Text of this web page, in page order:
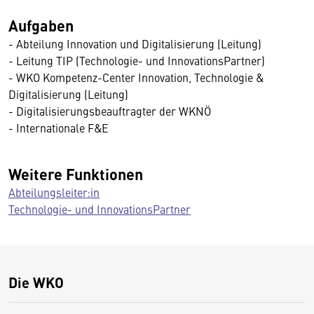
Aufgaben
- Abteilung Innovation und Digitalisierung (Leitung)
- Leitung TIP (Technologie- und InnovationsPartner)
- WKO Kompetenz-Center Innovation, Technologie &
Digitalisierung (Leitung)
- Digitalisierungsbeauftragter der WKNÖ
- Internationale F&E
Weitere Funktionen
Abteilungsleiter:in
Technologie- und InnovationsPartner
Die WKO